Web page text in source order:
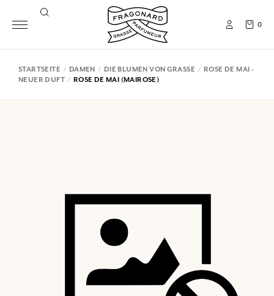
0
STARTSEITE DAMEN DIE BLUMEN VON GRASSE
ROSE DE MAI -
NEUER DUFT
ROSE DE MAI (MAIROSE)